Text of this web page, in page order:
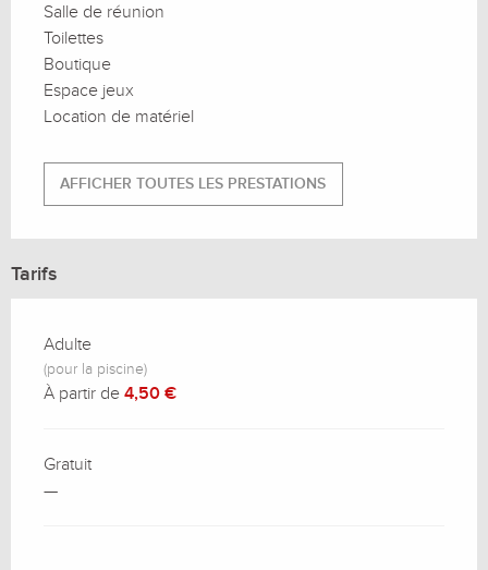
Salle de réunion
Toilettes
Boutique
Espace jeux
Location de matériel
AFFICHER TOUTES LES PRESTATIONS
Tarifs
Adulte
(pour la piscine)
À partir de 4,50 €
Gratuit
—